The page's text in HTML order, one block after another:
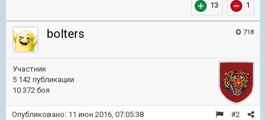
13 1
718
bolters
Участник
5 142 публикации
10 372 боя
#2
Опубликовано: 11 июн 2016, 07:05:38